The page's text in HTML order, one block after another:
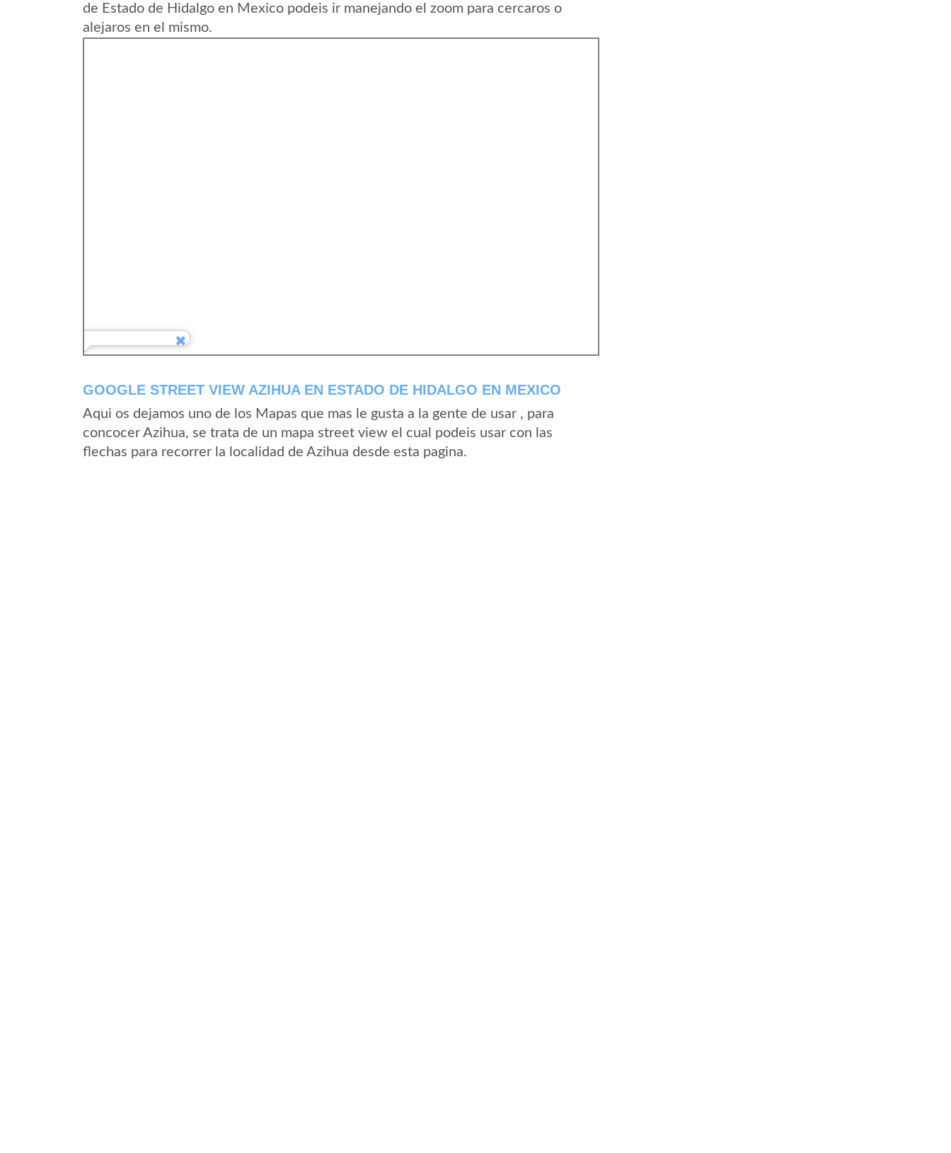
de Estado de Hidalgo en Mexico podeis ir manejando el zoom para cercaros o
alejaros en el mismo.
GOOGLE STREET VIEW AZIHUA EN ESTADO DE HIDALGO EN MEXICO
Aqui os dejamos uno de los Mapas que mas le gusta a la gente de usar , para
concocer Azihua, se trata de un mapa street view el cual podeis usar con las
flechas para recorrer la localidad de Azihua desde esta pagina.